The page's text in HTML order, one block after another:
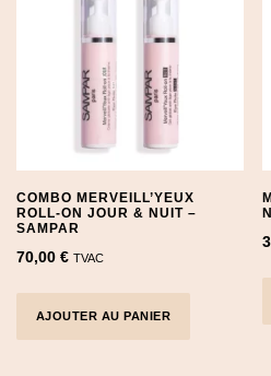
COMBO MERVEILL’YEUX
ROLL-ON JOUR & NUIT –
SAMPAR
70,00 € TVAC
AJOUTER AU PANIER